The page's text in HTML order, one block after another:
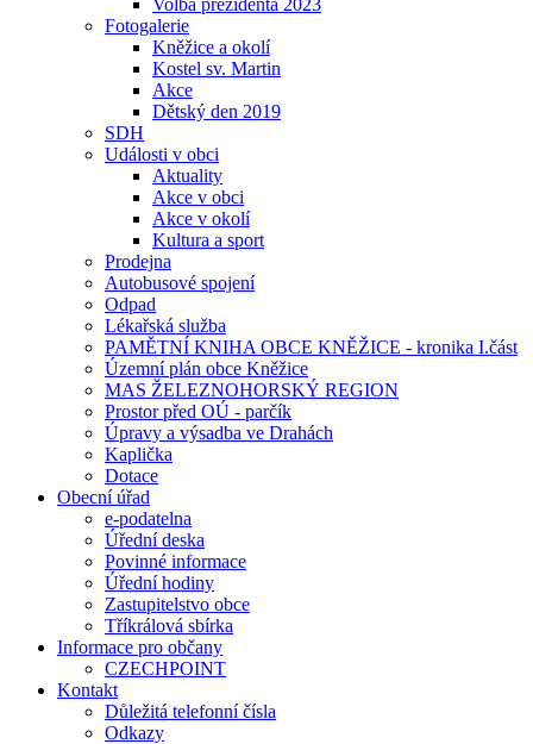
Volba prezidenta 2023
Fotogalerie
Kněžice a okolí
Kostel sv. Martin
Akce
Dětský den 2019
SDH
Události v obci
Aktuality
Akce v obci
Akce v okolí
Kultura a sport
Prodejna
Autobusové spojení
Odpad
Lékařská služba
PAMĚTNÍ KNIHA OBCE KNĚŽICE - kronika I.část
Územní plán obce Kněžice
MAS ŽELEZNOHORSKÝ REGION
Prostor před OÚ - parčík
Úpravy a výsadba ve Drahách
Kaplička
Dotace
Obecní úřad
e-podatelna
Úřední deska
Povinné informace
Úřední hodiny
Zastupitelstvo obce
Tříkrálová sbírka
Informace pro občany
CZECHPOINT
Kontakt
Důležitá telefonní čísla
Odkazy